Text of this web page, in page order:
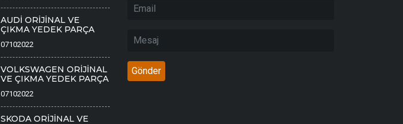
AUDİ ORİJİNAL VE
ÇIKMA YEDEK PARÇA
07102022
VOLKSWAGEN ORİJİNAL
VE ÇIKMA YEDEK PARÇA
07102022
SKODA ORİJİNAL VE